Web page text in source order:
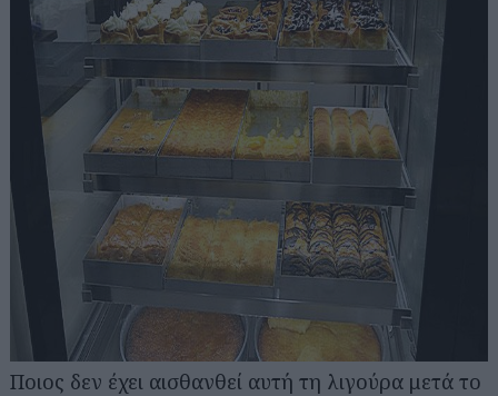
Ποιος δεν έχει αισθανθεί αυτή τη λιγούρα μετά το